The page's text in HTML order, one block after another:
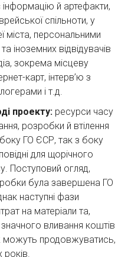
інформацію й артефакти,
спільноти, у
міста, персональними
іноземних відвідувачів
зокрема місцеву
карт, інтерв’ю з
і т.д.
проекту: ресурси часу
розробки й втілення
ГО ЄСР, так з боку
для щорічного
Поступовий огляд,
була завершена ГО
наступні фази
на матеріали та,
вливання коштів
можуть продовжуватись,